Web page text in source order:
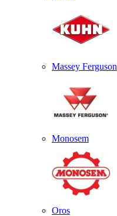
Massey Ferguson
Monosem
Oros